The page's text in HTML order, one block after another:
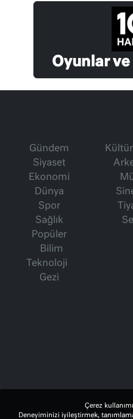
Oyunlar
Gündem
Siyaset
Ekonomi
Dünya
Spor
Sağlık
Popüler
Bilim
Teknoloji
Gezi
İsmet
Çerez kullanımı
Deneyiminizi iyileştirmek,